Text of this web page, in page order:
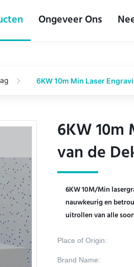
Ongeveer Ons
6KW 10m Min Laser
6KW
van de
6KW
van de
6KW 10M/Min
nauwkeurig en
uitrollen van alle
Place of Origin:
Brand Name: